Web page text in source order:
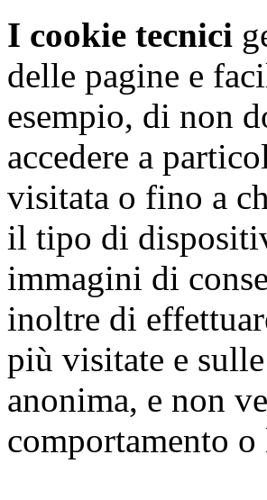
I cookie tecnici
delle pagine e
esempio, di non
accedere a
visitata o fino a
il tipo di
immagini di
inoltre di
più visitate e
anonima, e non
comportamento